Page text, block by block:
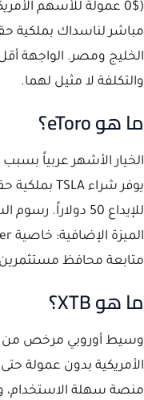
مباشر لناسداك بملكية
الخليج ومصر. الواجهة
والتكلفة لا مثيل لهما.
ما هو eToro؟
الخيار الأشهر عربياً
متابعة محافظ
ما هو XTB؟
منصة سهلة الاستخدام،